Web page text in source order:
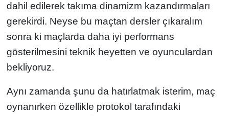
dahil edilerek takıma dinamizm kazandırmaları
gerekirdi. Neyse bu maçtan dersler çıkaralım
sonra ki maçlarda daha iyi performans
gösterilmesini teknik heyetten ve oyunculardan
bekliyoruz.
Aynı zamanda şunu da hatırlatmak isterim, maç
oynanırken özellikle protokol tarafındaki